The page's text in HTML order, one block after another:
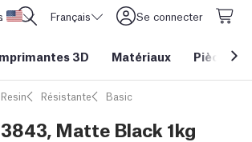
Etats-Unis d'Amérique
stock ! Français Se connecter
3D Matériaux Pièces&
Résistante Basic
Matte Black 1kg